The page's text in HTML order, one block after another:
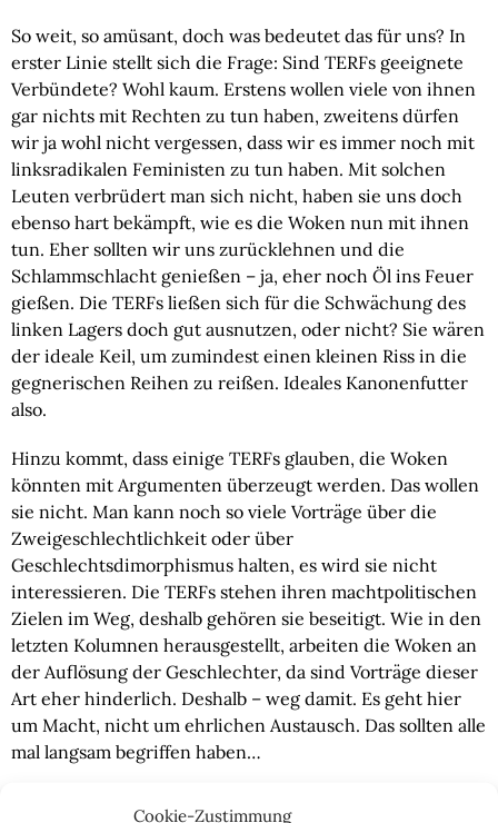
Cookie-Zustimmung
So weit, so amüsant, doch was bedeutet das für uns? In
erster Linie stellt sich die Frage: Sind TERFs geeignete
Verbündete? Wohl kaum. Erstens wollen viele von ihnen
gar nichts mit Rechten zu tun haben, zweitens dürfen
wir ja wohl nicht vergessen, dass wir es immer noch mit
linksradikalen Feministen zu tun haben. Mit solchen
Leuten verbrüdert man sich nicht, haben sie uns doch
ebenso hart bekämpft, wie es die Woken nun mit ihnen
tun. Eher sollten wir uns zurücklehnen und die
Schlammschlacht genießen – ja, eher noch Öl ins Feuer
gießen. Die TERFs ließen sich für die Schwächung des
linken Lagers doch gut ausnutzen, oder nicht? Sie wären
der ideale Keil, um zumindest einen kleinen Riss in die
gegnerischen Reihen zu reißen. Ideales Kanonenfutter
also.
Hinzu kommt, dass einige TERFs glauben, die Woken
könnten mit Argumenten überzeugt werden. Das wollen
sie nicht. Man kann noch so viele Vorträge über die
Zweigeschlechtlichkeit oder über
Geschlechtsdimorphismus halten, es wird sie nicht
interessieren. Die TERFs stehen ihren machtpolitischen
Zielen im Weg, deshalb gehören sie beseitigt. Wie in den
letzten Kolumnen herausgestellt, arbeiten die Woken an
der Auflösung der Geschlechter, da sind Vorträge dieser
Art eher hinderlich. Deshalb – weg damit. Es geht hier
um Macht, nicht um ehrlichen Austausch. Das sollten alle
mal langsam begriffen haben…